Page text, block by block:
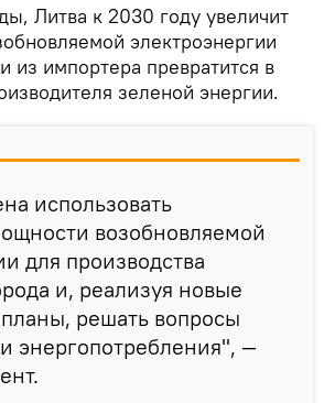
Литва к 2030 году увеличит
электроэнергии
из импортера превратится в
зеленой энергии.
использовать
возобновляемой
для производства
и, реализуя новые
решать вопросы
энергопотребления", —